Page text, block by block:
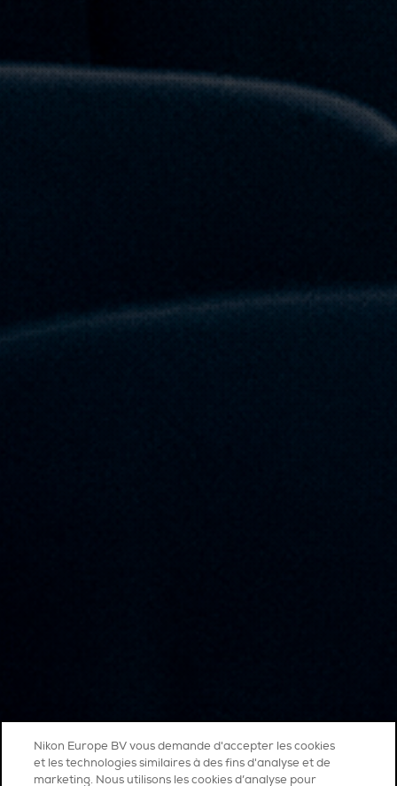
Nikon Europe BV vous demande d'accepter les cookies
et les technologies similaires à des fins d'analyse et de
marketing. Nous utilisons les cookies d’analyse pour